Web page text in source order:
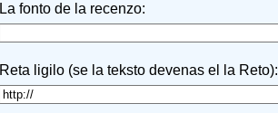
La fonto de la recenzo:
Reta ligilo (se la teksto devenas el la Reto):